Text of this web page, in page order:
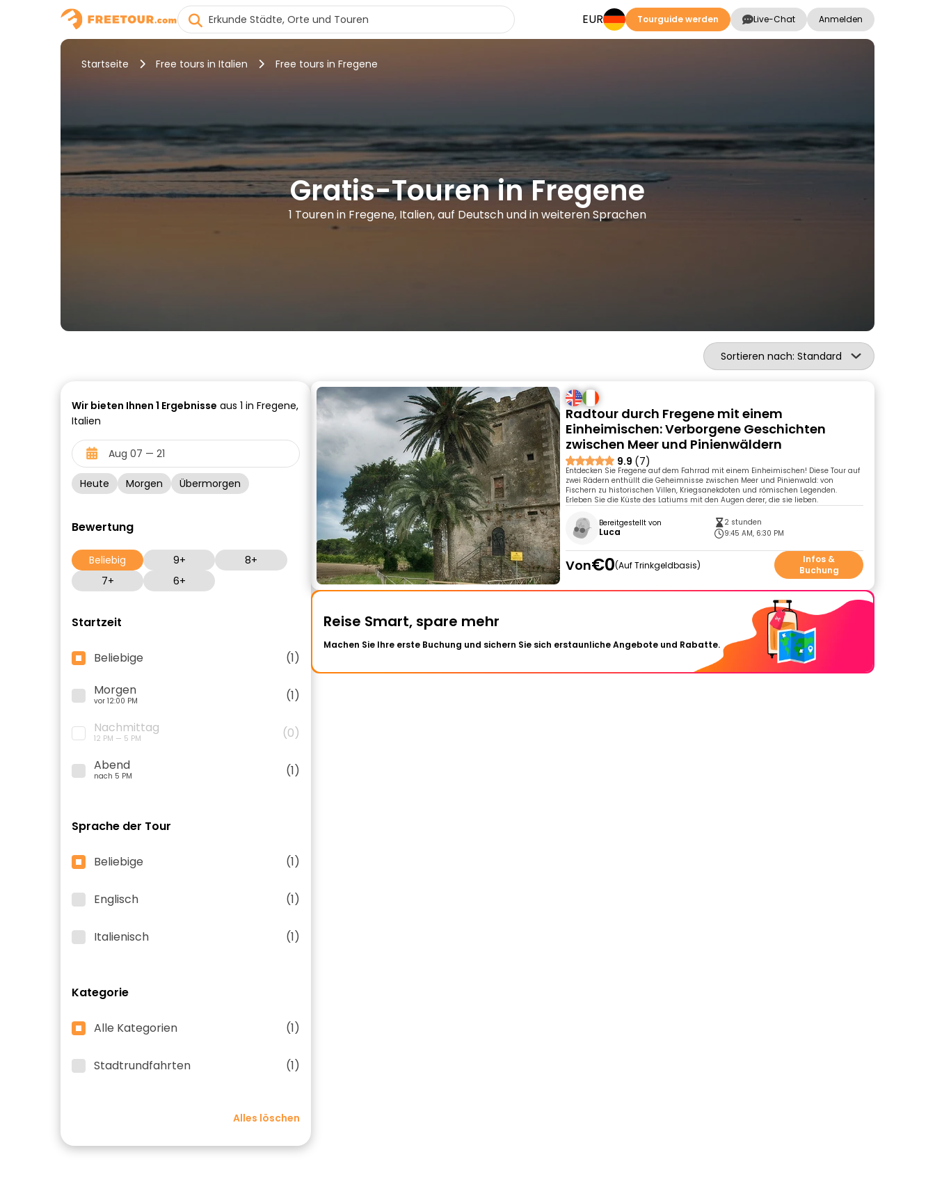
EUR Tourguide werden Live-Chat Anmelden
Startseite Free tours in Italien Free tours in Fregene
Gratis-Touren in Fregene
1 Touren in Fregene, Italien, auf Deutsch und in weiteren Sprachen
Sortieren nach: Standard
Wir bieten Ihnen 1 Ergebnisse aus 1 in Fregene,
Italien
Heute Morgen Übermorgen
Bewertung
Beliebig 9+
8+
7+
6+
Startzeit
Beliebige
(1)
Morgen
vor 12:00 PM
(1)
Nachmittag
12 PM — 5 PM
(0)
Abend
nach 5 PM (1)
Sprache der Tour
Beliebige (1)
Englisch (1)
Italienisch (1)
Kategorie
Alle Kategorien (1)
Stadtrundfahrten (1)
Alles löschen
Radtour durch Fregene mit einem
Einheimischen: Verborgene Geschichten
zwischen Meer und Pinienwäldern
9.9 (7)
Entdecken Sie Fregene auf dem Fahrrad mit einem Einheimischen! Diese Tour auf
zwei Rädern enthüllt die Geheimnisse zwischen Meer und Pinienwald: von
Fischern zu historischen Villen, Kriegsanekdoten und römischen Legenden.
Erleben Sie die Küste des Latiums mit den Augen derer, die sie lieben.
Bereitgestellt von
Luca
2 stunden
9:45 AM, 6:30 PM
Von€0 Auf Trinkgeldbasis
Infos &
Buchung
Reise Smart, spare mehr
Machen Sie Ihre erste Buchung und sichern Sie sich erstaunliche Angebote und Rabatte.